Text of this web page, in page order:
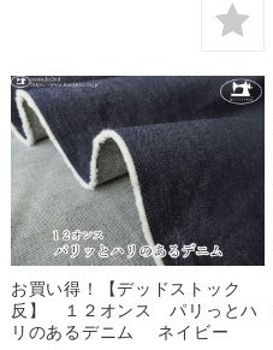
お買い得！【デッドストック
反】 １２オンス パリっとハ
リのあるデニム ネイビー